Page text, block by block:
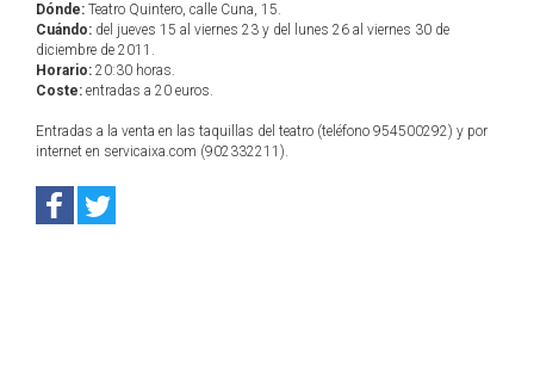
Dónde: Teatro Quintero, calle Cuna, 15.
Cuándo: del jueves 15 al viernes 23 y del lunes 26 al viernes 30 de
diciembre de 2011.
Horario: 20:30 horas.
Coste: entradas a 20 euros.
Entradas a la venta en las taquillas del teatro (teléfono 954500292) y por
internet en servicaixa.com (902332211).